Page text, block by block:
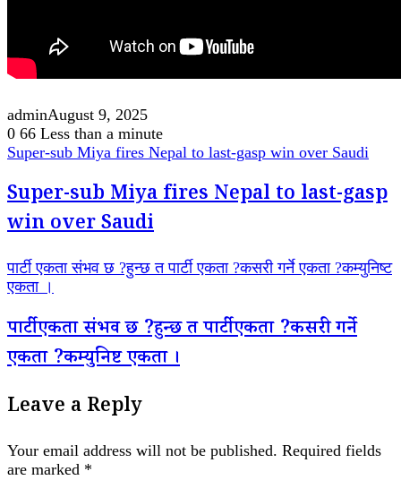
adminAugust 9, 2025
0 66 Less than a minute
Super-sub Miya fires Nepal to last-gasp win over Saudi
Super-sub Miya fires Nepal to last-gasp
win over Saudi
पार्टी एकता संभव छ ?हुन्छ त पार्टी एकता ?कसरी गर्ने एकता ?कम्युनिष्ट
एकता ।
पार्टी एकता संभव छ ?हुन्छ त पार्टी एकता ?कसरी गर्ने
एकता ?कम्युनिष्ट एकता ।
Leave a Reply
Your email address will not be published. Required fields
are marked *